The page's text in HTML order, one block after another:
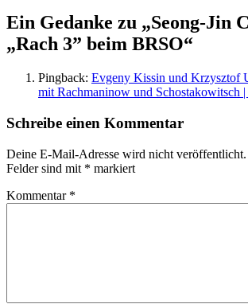
Ein Gedanke zu „Seong-Jin
„Rach 3” beim BRSO“
Pingback: Evgeny Kissin und Krzysztof
mit Rachmaninow und Schostakowitsch
Schreibe einen Kommentar
Deine E-Mail-Adresse wird nicht veröffentlicht.
Felder sind mit * markiert
Kommentar *